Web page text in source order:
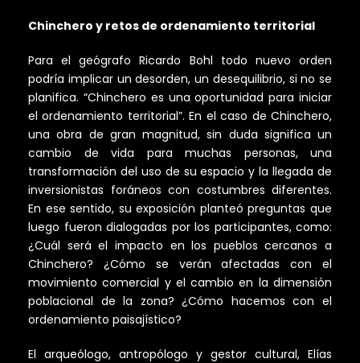
Chinchero y retos de ordenamiento territorial
Para el geógrafo Ricardo Bohl todo nuevo orden
podría implicar un desorden, un desequilibrio, si no se
planifica. “Chinchero es una oportunidad para iniciar
el ordenamiento territorial”. En el caso de Chinchero,
una obra de gran magnitud, sin duda significa un
cambio de vida para muchas personas, una
transformación del uso de su espacio y la llegada de
inversionistas foráneos con costumbres diferentes.
En ese sentido, su exposición planteó preguntas que
luego fueron dialogadas por los participantes, como:
¿Cuál será el impacto en los pueblos cercanos a
Chinchero? ¿Cómo se verán afectadas con el
movimiento comercial y el cambio en la dimensión
poblacional de la zona? ¿Cómo hacemos con el
ordenamiento paisajístico?
El arqueólogo, antropólogo y gestor cultural, Elías